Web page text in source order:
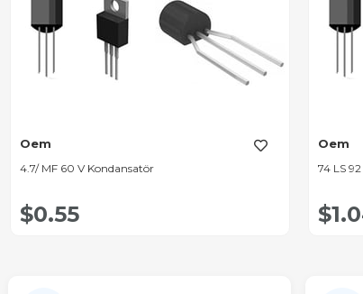
Oem
4.7/ MF 60 V Kondansatör
$0.55
Oem
74 LS 92